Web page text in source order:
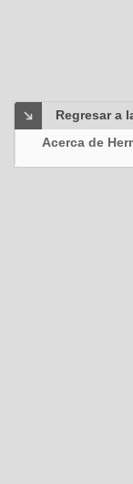
Regresar a
Acerca de